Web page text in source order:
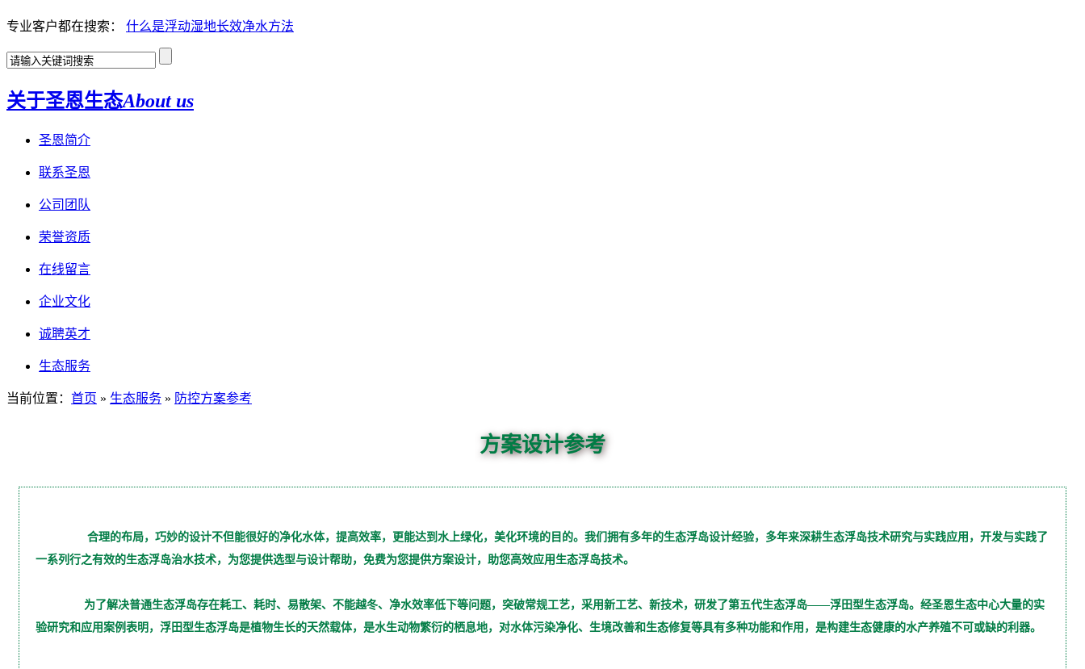
专业客户都在搜索： 什么是浮动湿地长效净水方法
关于圣恩生态About us
圣恩简介
联系圣恩
公司团队
荣誉资质
在线留言
企业文化
诚聘英才
生态服务
当前位置： 首页 » 生态服务 » 防控方案参考
方案设计参考
合理的布局，巧妙的设计不但能很好的净化水体，提高效率，更能达到水上绿化，美化环境的目的。我们拥有多年的生态浮岛设计经验，多年来深耕生态浮岛技术研究与实践应用，开发与实践了
一系列行之有效的生态浮岛治水技术，为您提供选型与设计帮助，免费为您提供方案设计，助您高效应用生态浮岛技术。
验研究和应用案例表明，浮田型生态浮岛是植物生长的天然载体，是水生动物繁衍的栖息地，对水体污染净化、生境改善和生态修复等具有多种功能和作用，是构建生态健康的水产养殖不可或缺的利器。